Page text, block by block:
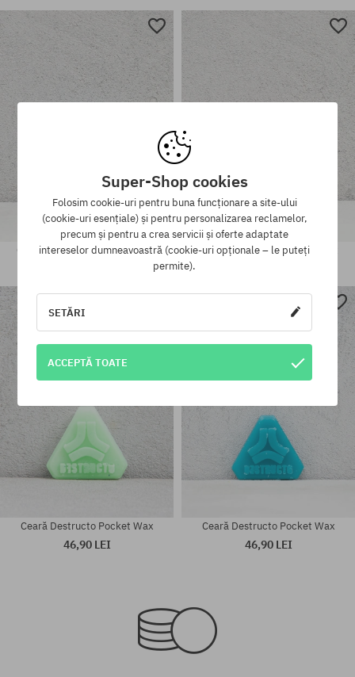
mărime universală mărime universală
mărime universală
Ceară DGK Lime Flavored Wax
mărime universală
Ceară DGK Lime Flavored Wax
Ceară Destructo Pocket Wax
46,90 LEI
Ceară Destructo Pocket Wax
46,90 LEI
Super-Shop cookies
Folosim cookie-uri pentru buna funcționare a site-ului
(cookie-uri esențiale) și pentru personalizarea reclamelor,
precum și pentru a crea servicii și oferte adaptate
intereselor dumneavoastră (cookie-uri opționale – le puteți
permite).
SETĂRI
ACCEPTĂ TOATE